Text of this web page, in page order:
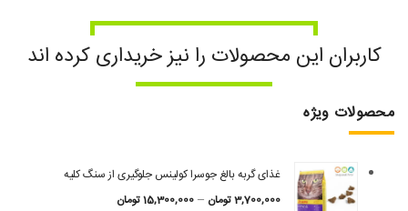
کاربران این محصولات را نیز خریداری کرده اند
محصولات ویژه
غذای گربه بالغ جوسرا کولینس جلوگیری از سنگ کلیه
3,700,000تومان –
15,300,000تومان